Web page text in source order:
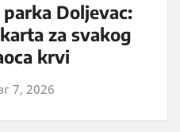
Doljevac:
za svakog
krvi
7, 2026